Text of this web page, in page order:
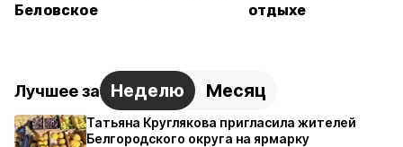
Беловское
отдыхе
Лучшее за Неделю Месяц
Татьяна Круглякова пригласила жителей
Белгородского округа на ярмарку